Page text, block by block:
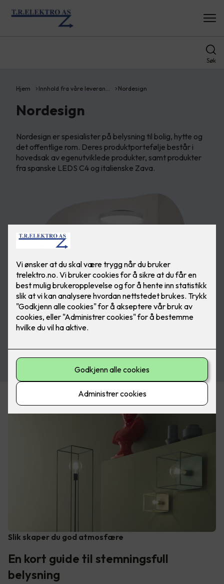
Søk
Hjem Innhold fra våre leveran… Nordesign
Nordesign
Nordesign er spesialister på belysning til bolig, hytte og
det offentlige rom. Deres produktportefølje består i
hovedsak av egenutviklede produkter, samt produkter
fra spanske LEDS C4 og italienske Zava.
Slik skaper du god atmosfære
En kort guide til stemningsfull
belysning